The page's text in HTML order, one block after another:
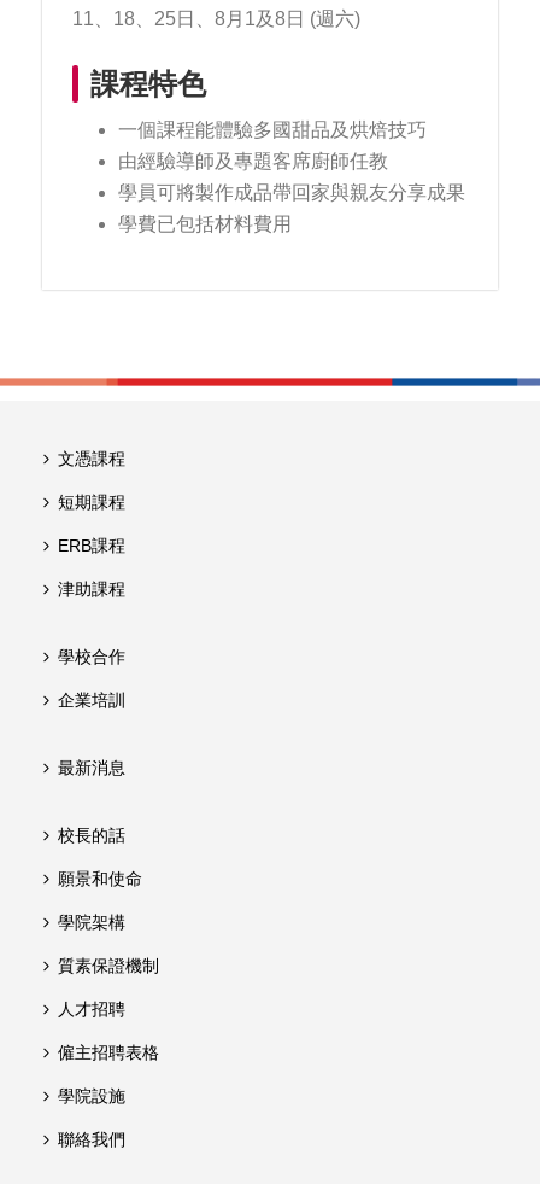
11、18、25日、8月1及8日 (週六)
課程特色
一個課程能體驗多國甜品及烘焙技巧
由經驗導師及專題客席廚師任教
學員可將製作成品帶回家與親友分享成果
學費已包括材料費用
文憑課程
短期課程
ERB課程
津助課程
學校合作
企業培訓
最新消息
校長的話
願景和使命
學院架構
質素保證機制
人才招聘
僱主招聘表格
學院設施
聯絡我們